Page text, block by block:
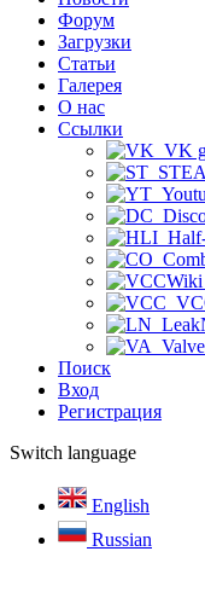
Форум
Загрузки
Статьи
Галерея
О нас
Ссылки
VK
Поиск
Вход
Регистрация
Switch language
English
Russian